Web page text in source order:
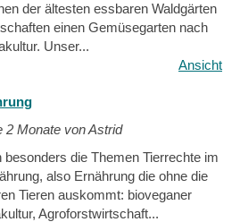
der ältesten essbaren Waldgärten
einen Gemüsegarten nach
Unser...
Ansicht
2 Monate von Astrid
die Themen Tierrechte im
also Ernährung die ohne die
Tieren auskommt: bioveganer
Agroforstwirtschaft...